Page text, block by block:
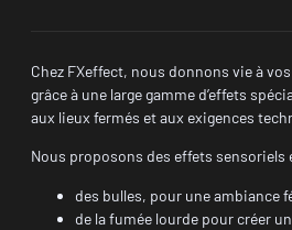
Chez FXeffect, nous donnons vie à
grâce à une large gamme d’effets
aux lieux fermés et aux exigences
Nous proposons des effets
des bulles, pour une ambiance
de la fumée lourde pour créer